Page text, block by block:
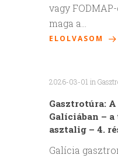
vagy
maga a…
ELOLVASOM
2026-03-01 in
Gasztrotúra:
Galíciában –
asztalig – 4.
Galícia